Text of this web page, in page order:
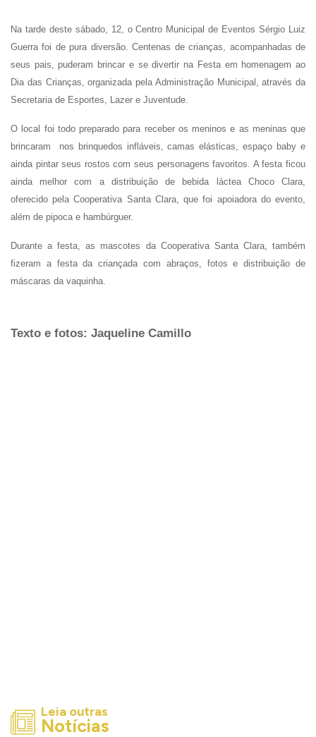
Na tarde deste sábado, 12, o Centro Municipal de Eventos Sérgio Luiz
Guerra foi de pura diversão. Centenas de crianças, acompanhadas de
seus pais, puderam brincar e se divertir na Festa em homenagem ao
Dia das Crianças, organizada pela Administração Municipal, através da
Secretaria de Esportes, Lazer e Juventude.
O local foi todo preparado para receber os meninos e as meninas que
brincaram nos brinquedos infláveis, camas elásticas, espaço baby e
ainda pintar seus rostos com seus personagens favoritos. A festa ficou
ainda melhor com a distribuição de bebida láctea Choco Clara,
oferecido pela Cooperativa Santa Clara, que foi apoiadora do evento,
além de pipoca e hambúrguer.
Durante a festa, as mascotes da Cooperativa Santa Clara, também
fizeram a festa da criançada com abraços, fotos e distribuição de
máscaras da vaquinha.
Texto e fotos: Jaqueline Camillo
Leia outras
Notícias